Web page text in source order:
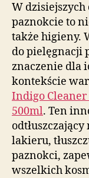
W dzisiejszych
paznokcie to
także higieny.
do pielęgnacji
znaczenie dla
kontekście
Indigo Cleaner
500ml. Ten
lakieru,
paznokci,
wszelkich